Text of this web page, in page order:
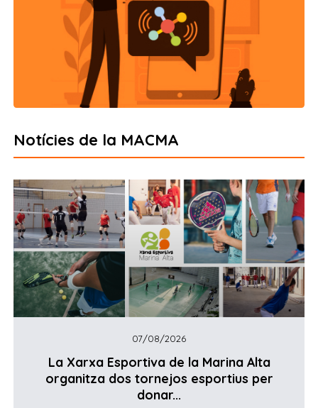
Notícies de la MACMA
07/08/2026
La Xarxa Esportiva de la Marina Alta
organitza dos tornejos esportius per
donar...